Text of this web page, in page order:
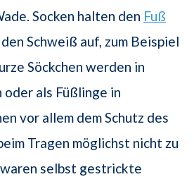
Socken halten den Fuß
Schweiß auf, zum Beispiel
Söckchen werden in
als Füßlinge in
vor allem dem Schutz des
Tragen möglichst nicht zu
waren selbst gestrickte